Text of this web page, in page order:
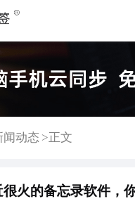
闻动态 >正文
很火的备忘录软件，